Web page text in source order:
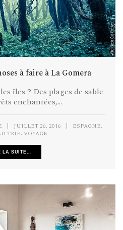
à faire à La Gomera
îles ? Des plages de sable
enchantées,...
| JUILLET 26, 2016 | ESPAGNE,
TRIP, VOYAGE
LA SUITE...